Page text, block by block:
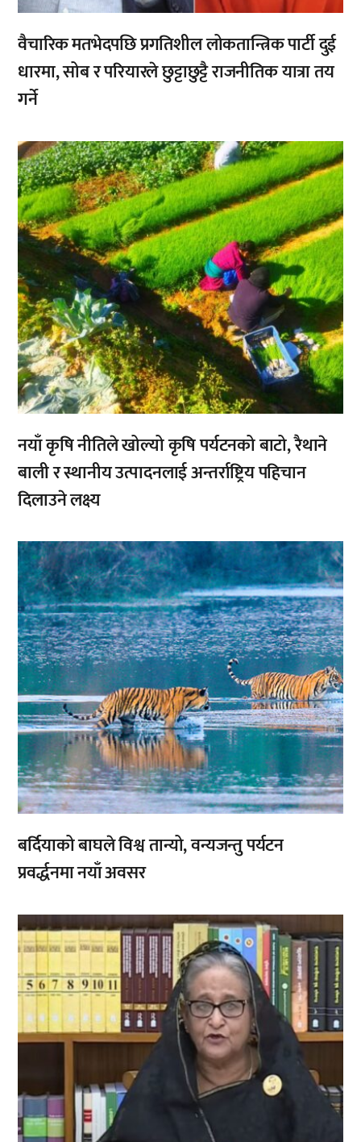
वैचारिक मतभेदपछि प्रगतिशील लोकतान्त्रिक पार्टी दुई
धारमा, सोब र परियारले छुट्टाछुट्टै राजनीतिक यात्रा तय
गर्ने
,
नयाँ कृषि नीतिले खोल्यो कृषि पर्यटनको बाटो, रैथाने
बाली र स्थानीय उत्पादनलाई अन्तर्राष्ट्रिय पहिचान
दिलाउने लक्ष्य
,
बर्दियाको बाघले विश्व तान्यो, वन्यजन्तु पर्यटन
प्रवर्द्धनमा नयाँ अवसर
,,